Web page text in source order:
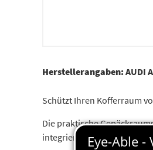
Herstellerangaben: AUDI
Schützt Ihren Kofferraum
Die praktische
integrierte Muster das